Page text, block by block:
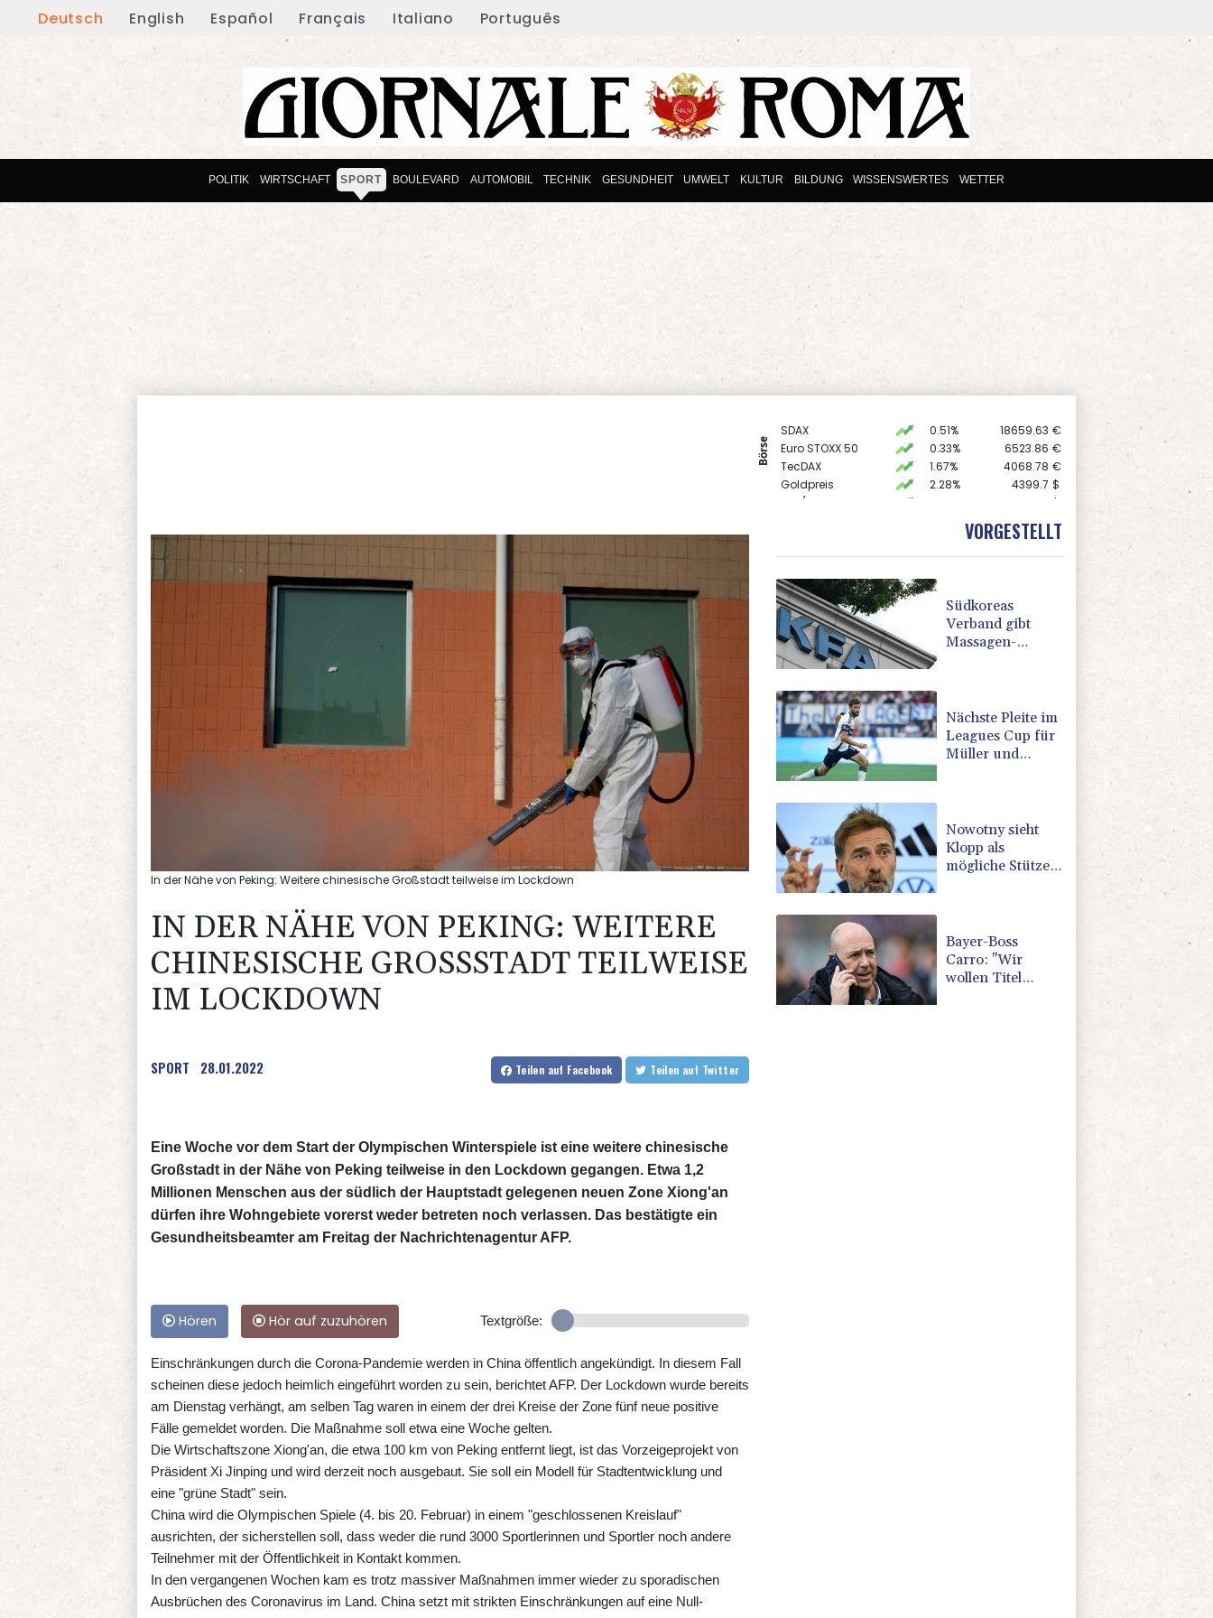
Deutsch English Español Français Italiano Português
POLITIK WIRTSCHAFT SPORT BOULEVARD AUTOMOBIL TECHNIK GESUNDHEIT UMWELT KULTUR BILDUNG WISSENSWERTES WETTER
Börse
SDAX 0.51% 18659.63 €
Euro STOXX 50
0.33% 6523.86 €
TecDAX
1.67% 4068.78 €
Goldpreis
2.28% 4399.7 $
EUR/USD
$
26319.45 €
-0.07% 32407.2 €
In der Nähe von Peking: Weitere chinesische Großstadt teilweise im Lockdown
IN DER NÄHE VON PEKING: WEITERE
CHINESISCHE GROSSSTADT TEILWEISE I
M LOCKDOWN
SPORT 28.01.2022 Teilen auf Facebook Teilen auf Twitter
Eine Woche vor dem Start der Olympischen Winterspiele ist eine weitere chinesische
Großstadt in der Nähe von Peking teilweise in den Lockdown gegangen. Etwa 1,2
Millionen Menschen aus der südlich der Hauptstadt gelegenen neuen Zone Xiong'an
dürfen ihre Wohngebiete vorerst weder betreten noch verlassen. Das bestätigte ein
Gesundheitsbeamter am Freitag der Nachrichtenagentur AFP.
Hören Hör auf zuzuhören Textgröße:
Einschränkungen durch die Corona-Pandemie werden in China öffentlich angekündigt. In diesem Fall
scheinen diese jedoch heimlich eingeführt worden zu sein, berichtet AFP. Der Lockdown wurde bereits
am Dienstag verhängt, am selben Tag waren in einem der drei Kreise der Zone fünf neue positive
Fälle gemeldet worden. Die Maßnahme soll etwa eine Woche gelten.
Die Wirtschaftszone Xiong'an, die etwa 100 km von Peking entfernt liegt, ist das Vorzeigeprojekt von
Präsident Xi Jinping und wird derzeit noch ausgebaut. Sie soll ein Modell für Stadtentwicklung und
eine "grüne Stadt" sein.
China wird die Olympischen Spiele (4. bis 20. Februar) in einem "geschlossenen Kreislauf"
ausrichten, der sicherstellen soll, dass weder die rund 3000 Sportlerinnen und Sportler noch andere
Teilnehmer mit der Öffentlichkeit in Kontakt kommen.
In den vergangenen Wochen kam es trotz massiver Maßnahmen immer wieder zu sporadischen
Ausbrüchen des Coronavirus im Land. China setzt mit strikten Einschränkungen auf eine Null-
VORGESTELLT
Südkoreas
Verband gibt
Massagen-
Nächste Pleite im
Leagues Cup für
Müller und
Nowotny sieht
Klopp als
mögliche Stütze
Bayer-Boss
Carro: "Wir
wollen Titel